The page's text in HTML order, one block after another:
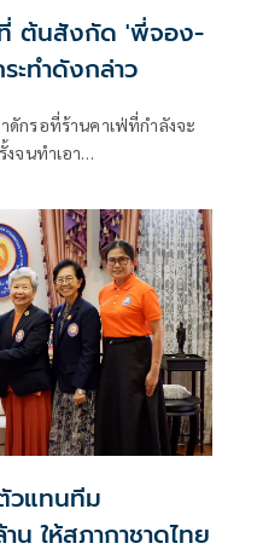
ที่ ต้นสังกัด 'พี่จอง-
ะทำดังกล่าว
ดักรอที่ร้านคาเฟ่ที่กำลังจะ
จนทำเอา
ารณ์วอนแฟนๆที่ชอบไปดัก
ละรบกวนการทำงานใน
าว
วแทนทีม
ให้สภากาชาดไทย